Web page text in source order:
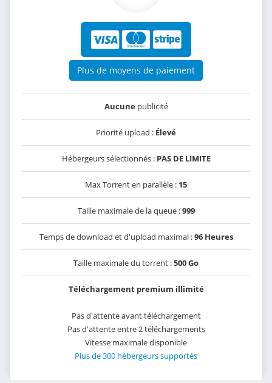
Plus de moyens de paiement
Aucunepublicité
Priorité upload : Élevé
Hébergeurs sélectionnés : PAS DE LIMITE
Max Torrent en parallèle : 15
Taille maximale de la queue :999
Temps de download et d'upload maximal :96 Heures
Taille maximale du torrent :500 Go
Téléchargement premium illimité
Pas d'attente avant téléchargement
Pas d'attente entre 2 téléchargements
Vitesse maximale disponible
Plus de 300 hébergeurs supportés